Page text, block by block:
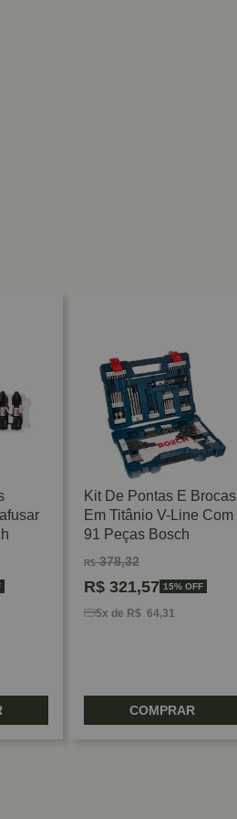
Kit De Pontas E Brocas
Em Titânio V-Line Com
91 Peças Bosch
R$378,32
R$321,57 15% OFF
5x de R$ 64,31
COMPRAR